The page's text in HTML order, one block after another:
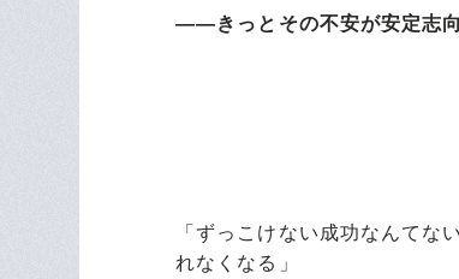
――きっとその不安が安定志向
「ずっこけない成功なんてな
れなくなる」